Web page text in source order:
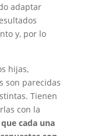
adaptar
y, por lo
hijas,
son parecidas
Tienen
con la
cada una